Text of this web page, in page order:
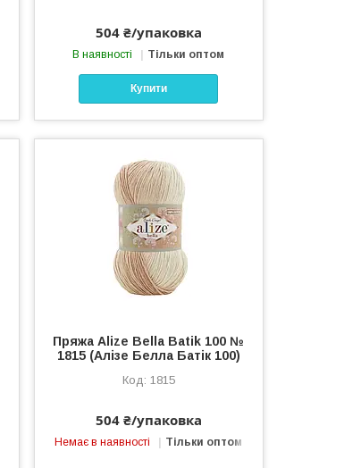
504 ₴/упаковка
В наявності Тільки оптом
Купити
Пряжа Alize Bella Batik 100 №
1815 (Алізе Белла Батік 100)
1815
504 ₴/упаковка
Немає в наявності Тільки оптом